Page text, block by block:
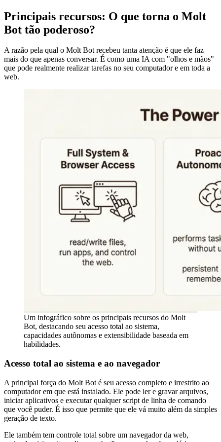
Principais recursos: O que torna o Molt
Bot tão poderoso?
A razão pela qual o Molt Bot recebeu tanta atenção é que ele faz
mais do que apenas conversar. É como uma IA com "olhos e mãos"
que pode realmente realizar tarefas no seu computador e em toda a
web.
Um infográfico sobre os principais recursos do Molt
Bot, destacando seu acesso total ao sistema,
capacidades autônomas e extensibilidade baseada em
habilidades.
Acesso total ao sistema e ao navegador
A principal força do Molt Bot é seu acesso completo e irrestrito ao
computador em que está instalado. Ele pode ler e gravar arquivos,
iniciar aplicativos e executar qualquer script de linha de comando
que você puder. É isso que permite que ele vá muito além da simples
geração de texto.
Ele também tem controle total sobre um navegador da web,